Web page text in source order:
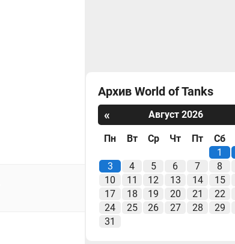
Архив World of Tanks
«
Август 2026
Пн Вт Ср Чт Пт
Сб
1
3
4 5 6 7
8
10
11 12 13 14
15
17
18 19 20 21
22
24
25 26 27 28
29
31